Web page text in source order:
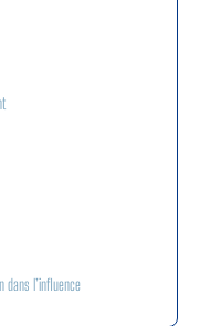
dans l’influence